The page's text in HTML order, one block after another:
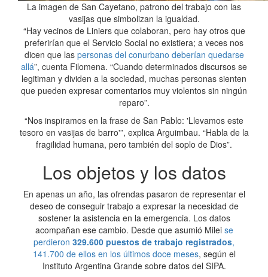
La imagen de San Cayetano, patrono del trabajo con las
vasijas que simbolizan la igualdad.
“Hay vecinos de Liniers que colaboran, pero hay otros que
preferirían que el Servicio Social no existiera; a veces nos
dicen que las personas del conurbano deberían quedarse
allá”, cuenta Filomena. “Cuando determinados discursos se
legitiman y dividen a la sociedad, muchas personas sienten
que pueden expresar comentarios muy violentos sin ningún
reparo”.
“Nos inspiramos en la frase de San Pablo: 'Llevamos este
tesoro en vasijas de barro'”, explica Arguimbau. “Habla de la
fragilidad humana, pero también del soplo de Dios”.
Los objetos y los datos
En apenas un año, las ofrendas pasaron de representar el
deseo de conseguir trabajo a expresar la necesidad de
sostener la asistencia en la emergencia. Los datos
acompañan ese cambio. Desde que asumió Milei se
perdieron 329.600 puestos de trabajo registrados,
141.700 de ellos en los últimos doce meses, según el
Instituto Argentina Grande sobre datos del SIPA.